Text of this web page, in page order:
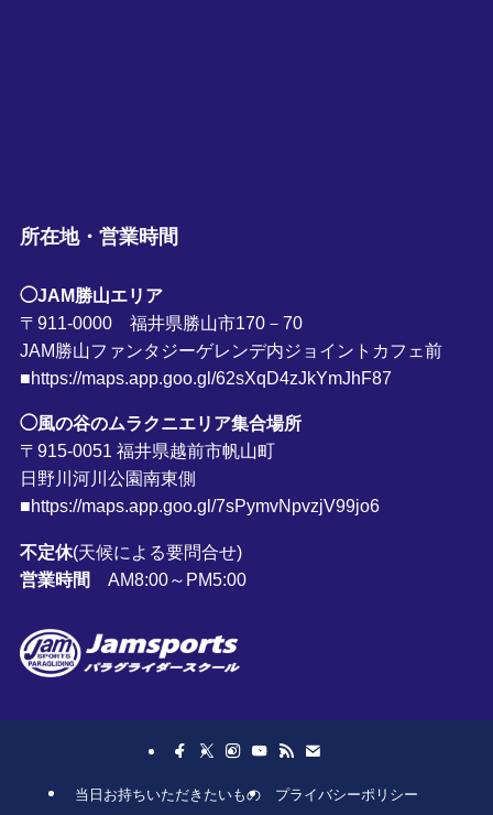
所在地・営業時間
◯JAM勝山エリア
〒911-0000 福井県勝山市170－70
JAM勝山ファンタジーゲレンデ内ジョイントカフェ前
■https://maps.app.goo.gl/62sXqD4zJkYmJhF87
◯風の谷のムラクニエリア集合場所
〒915-0051 福井県越前市帆山町
日野川河川公園南東側
■https://maps.app.goo.gl/7sPymvNpvzjV99jo6
不定休(天候による要問合せ)
営業時間
AM8:00～PM5:00
当日お持ちいただきたいもの プライバシーポリシー